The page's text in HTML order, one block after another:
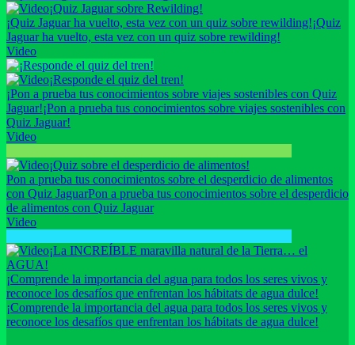
¡Quiz Jaguar sobre Rewilding!
¡Quiz Jaguar ha vuelto, esta vez con un quiz sobre rewilding!¡Quiz
Jaguar ha vuelto, esta vez con un quiz sobre rewilding!
Video
¡Responde el quiz del tren!
¡Pon a prueba tus conocimientos sobre viajes sostenibles con Quiz
Jaguar!¡Pon a prueba tus conocimientos sobre viajes sostenibles con
Quiz Jaguar!
Video
¡Quiz sobre el desperdicio de alimentos!
Pon a prueba tus conocimientos sobre el desperdicio de alimentos
con Quiz JaguarPon a prueba tus conocimientos sobre el desperdicio
de alimentos con Quiz Jaguar
Video
¡La INCREÍBLE maravilla natural de la Tierra… el
AGUA!
¡Comprende la importancia del agua para todos los seres vivos y
reconoce los desafíos que enfrentan los hábitats de agua dulce!
¡Comprende la importancia del agua para todos los seres vivos y
reconoce los desafíos que enfrentan los hábitats de agua dulce!